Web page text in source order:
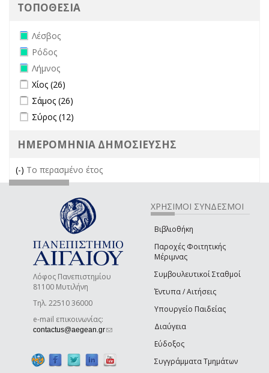
ΤΟΠΟΘΕΣΙΑ
Remove Λέσβος filter
Λέσβος
Remove Ρόδος filter
Ρόδος
Remove Λήμνος filter
Λήμνος
Apply Χίος filter
Χίος (26)
Apply Σάμος filter
Σάμος (26)
Apply Σύρος filter
Σύρος (12)
ΗΜΕΡΟΜΗΝΙΑ ΔΗΜΟΣΙΕΥΣΗΣ
(-) Remove Το περασμένο έτος filter
Το περασμένο έτος
Λόφος Πανεπιστημίου
81100 Μυτιλήνη
Τηλ. 22510 36000
e-mail επικοινωνίας:
contactus@aegean.gr(link sends e-mail)
ΧΡΗΣΙΜΟΙ ΣΥΝΔΕΣΜΟΙ
Βιβλιοθήκη
Παροχές Φοιτητικής
Μέριμνας
Συμβουλευτικοί Σταθμοί
Έντυπα / Αιτήσεις
Υπουργείο Παιδείας
Διαύγεια
Εύδοξος
Συγγράμματα Τμημάτων